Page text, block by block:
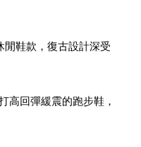
閒鞋款，復古設計深受
高回彈緩震的跑步鞋，